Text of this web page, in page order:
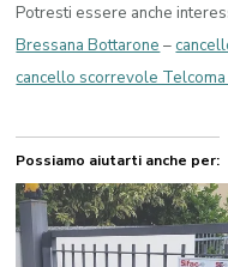
Potresti essere anche
Bressana Bottarone –
cancello scorrevole Telcoma
Possiamo aiutarti anche per: